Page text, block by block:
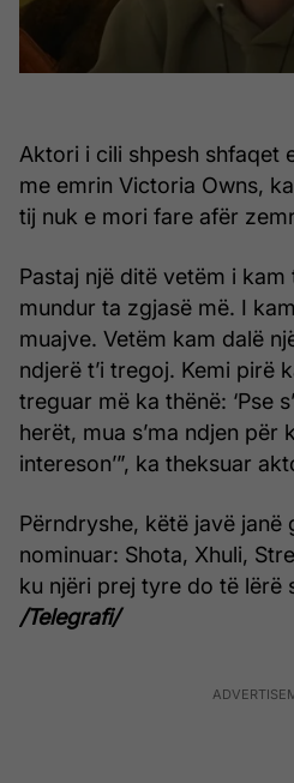
Aktori i cili shpesh shfaqet
me emrin Victoria Owns,
tij nuk e mori fare afër
Pastaj një ditë vetëm i
mundur ta zgjasë më. I
muajve. Vetëm kam dalë
ndjerë t’i tregoj. Kemi pirë
treguar më ka thënë: ‘Pse
herët, mua s’ma ndjen për
intereson’”, ka theksuar
Përndryshe, këtë javë janë
nominuar: Shota, Xhuli,
ku njëri prej tyre do të lërë
/Telegrafi/